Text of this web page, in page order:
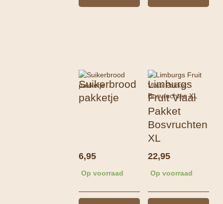
Suikerbrood
pakketje
6,95
Op voorraad
Limburgs
Fruit Vlaai
Pakket
Bosvruchten
XL
22,95
Op voorraad